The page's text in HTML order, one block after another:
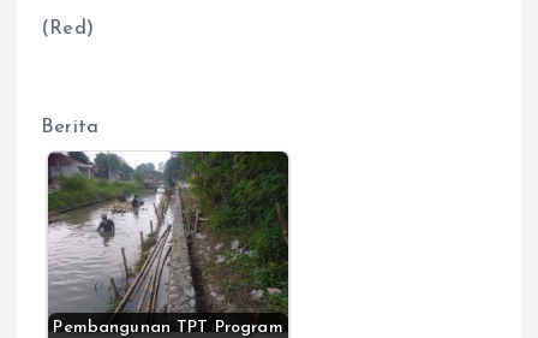
(Red)
Berita
Pembangunan TPT Program